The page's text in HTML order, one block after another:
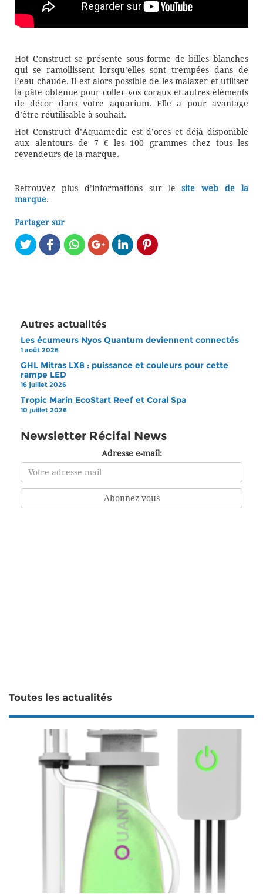
Hot Construct se présente sous forme de billes blanches
qui se ramollissent lorsqu’elles sont trempées dans de
l’eau chaude. Il est alors possible de les malaxer et utiliser
la pâte obtenue pour coller vos coraux et autres éléments
de décor dans votre aquarium. Elle a pour avantage
d’être réutilisable à souhait.
Hot Construct d’Aquamedic est d’ores et déjà disponible
aux alentours de 7 € les 100 grammes chez tous les
revendeurs de la marque.
Retrouvez plus d’informations sur lesite web de la
marque.
Partager sur
Autres actualités
Les écumeurs Nyos Quantum deviennent connectés
1 août 2026
GHL Mitras LX8 : puissance et couleurs pour cette
rampe LED
16 juillet 2026
Tropic Marin EcoStart Reef et Coral Spa
10 juillet 2026
Newsletter Récifal News
Adresse e-mail:
Toutes les actualités